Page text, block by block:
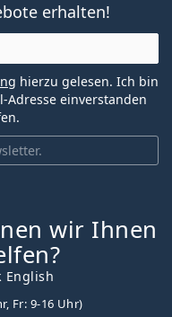
erhalten!
hierzu gelesen. Ich bin
Adresse einverstanden
wir Ihnen
English
Fr: 9-16 Uhr)